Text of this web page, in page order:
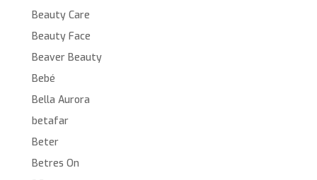
Beauty Care
Beauty Face
Beaver Beauty
Bebé
Bella Aurora
betafar
Beter
Betres On